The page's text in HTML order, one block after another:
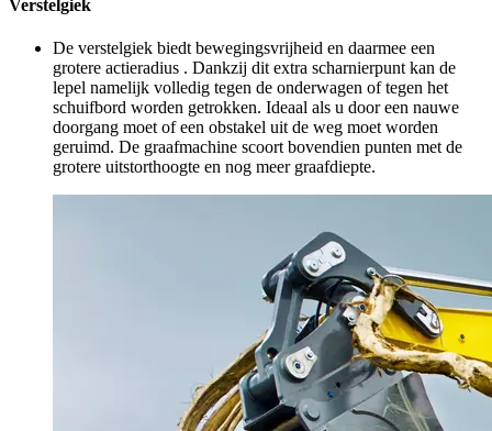
Verstelgiek
De verstelgiek biedt bewegingsvrijheid en daarmee een
grotere actieradius . Dankzij dit extra scharnierpunt kan de
lepel namelijk volledig tegen de onderwagen of tegen het
schuifbord worden getrokken. Ideaal als u door een nauwe
doorgang moet of een obstakel uit de weg moet worden
geruimd. De graafmachine scoort bovendien punten met de
grotere uitstorthoogte en nog meer graafdiepte.